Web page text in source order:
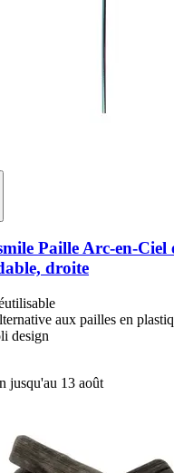
Paille Arc-​en-​Ciel
droite
aux pailles en
design
jusqu'au 13 août